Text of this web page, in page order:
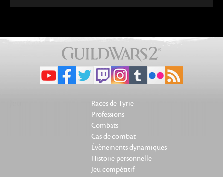
Races de Tyrie
Professions
Combats
Cas de combat
Évènements dynamiques
Histoire personnelle
Jeu compétitif